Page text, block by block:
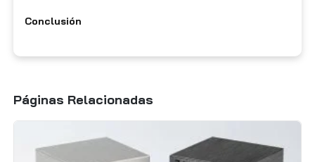
Conclusión
Páginas Relacionadas